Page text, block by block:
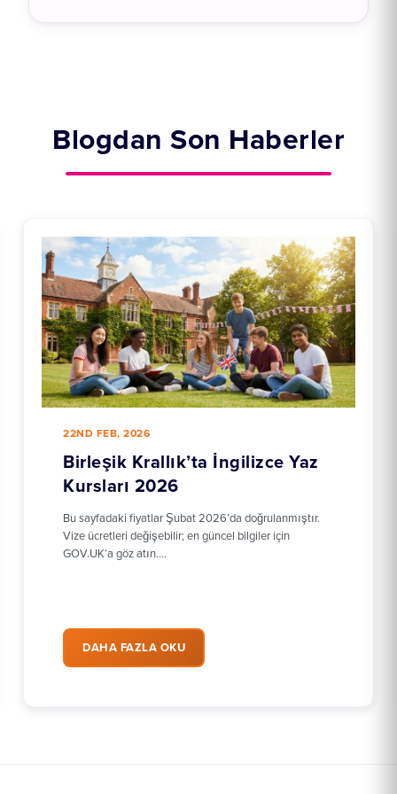
Blogdan Son Haberler
22ND FEB, 2026
Birleşik Krallık’ta İngilizce Yaz
Kursları 2026
Bu sayfadaki fiyatlar Şubat 2026’da doğrulanmıştır.
Vize ücretleri değişebilir; en güncel bilgiler için
GOV.UK‘a göz atın.…
DAHA FAZLA OKU